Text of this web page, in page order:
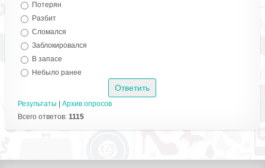
Потерян
Разбит
Сломался
Заблокировался
В запасе
Небыло ранее
Результаты
Архив опросов
Всего ответов: 1115